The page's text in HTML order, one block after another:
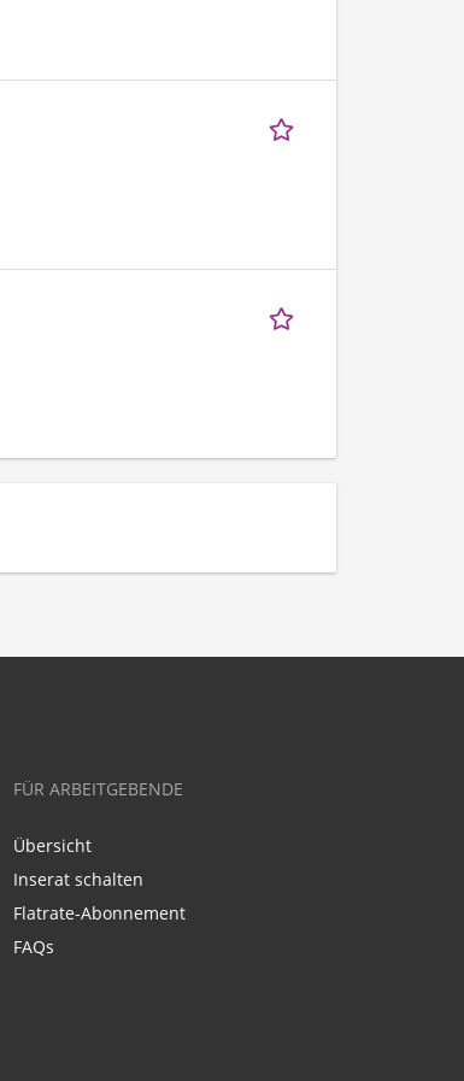
FÜR ARBEITGEBENDE
Übersicht
Inserat schalten
Flatrate-Abonnement
FAQs